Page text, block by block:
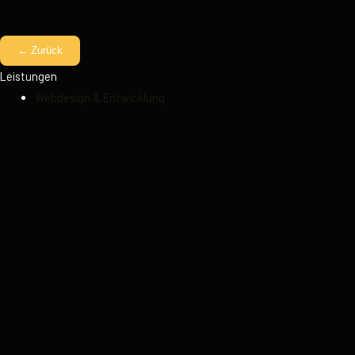
← Zurück
Leistungen
Webdesign & Entwicklung